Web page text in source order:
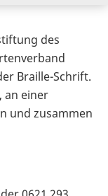
des
Braille-Schrift.
an einer
und zusammen